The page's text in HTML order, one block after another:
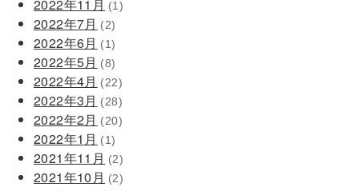
2022年11月 (1)
2022年7月 (2)
2022年6月 (1)
2022年5月 (8)
2022年4月 (22)
2022年3月 (28)
2022年2月 (20)
2022年1月 (1)
2021年11月 (2)
2021年10月 (2)